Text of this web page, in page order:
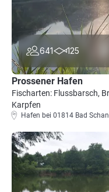
641 125
Prossener Hafen
Fischarten: Flussbarsch,
Karpfen
Hafen bei 01814 Bad